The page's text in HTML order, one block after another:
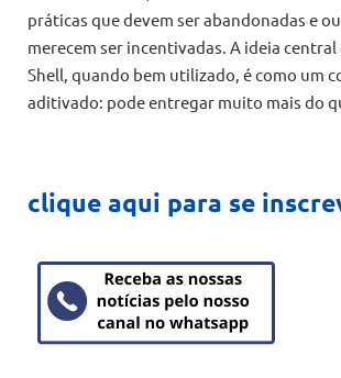
práticas que devem ser abandonadas e
merecem ser incentivadas. A ideia
Shell, quando bem utilizado, é como um
aditivado: pode entregar muito mais do
clique aqui para se